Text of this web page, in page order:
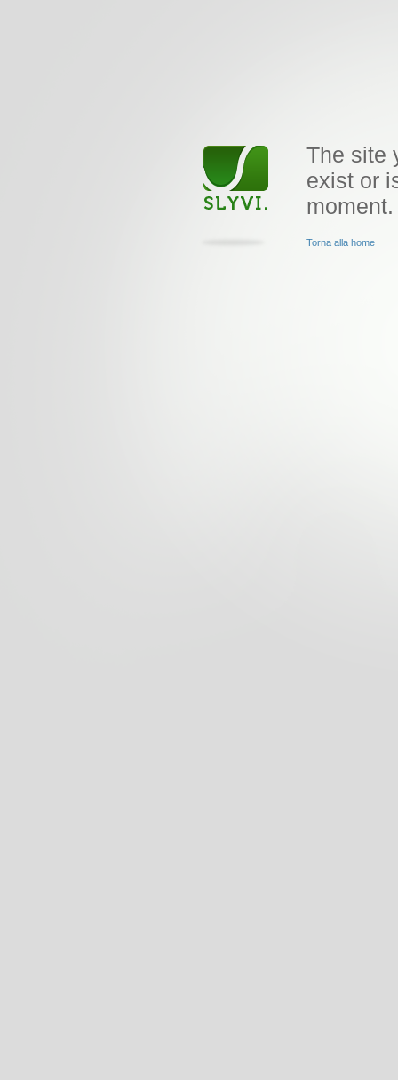
The site
exist or
moment.
Torna alla home